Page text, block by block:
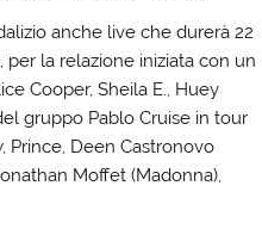
anche live che durerà 22
per la relazione iniziata con un
Cooper, Sheila E., Huey
gruppo Pablo Cruise in tour
Prince, Deen Castronovo
Moffet (Madonna),